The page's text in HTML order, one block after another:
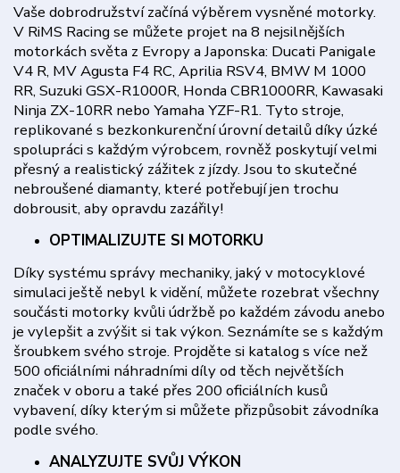
Vaše dobrodružství začíná výběrem vysněné motorky.
V RiMS Racing se můžete projet na 8 nejsilnějších
motorkách světa z Evropy a Japonska: Ducati Panigale
V4 R, MV Agusta F4 RC, Aprilia RSV4, BMW M 1000
RR, Suzuki GSX-R1000R, Honda CBR1000RR, Kawasaki
Ninja ZX-10RR nebo Yamaha YZF-R1. Tyto stroje,
replikované s bezkonkurenční úrovní detailů díky úzké
spolupráci s každým výrobcem, rovněž poskytují velmi
přesný a realistický zážitek z jízdy. Jsou to skutečné
nebroušené diamanty, které potřebují jen trochu
dobrousit, aby opravdu zazářily!
OPTIMALIZUJTE SI MOTORKU
Díky systému správy mechaniky, jaký v motocyklové
simulaci ještě nebyl k vidění, můžete rozebrat všechny
součásti motorky kvůli údržbě po každém závodu anebo
je vylepšit a zvýšit si tak výkon. Seznámíte se s každým
šroubkem svého stroje. Projděte si katalog s více než
500 oficiálními náhradními díly od těch největších
značek v oboru a také přes 200 oficiálních kusů
vybavení, díky kterým si můžete přizpůsobit závodníka
podle svého.
ANALYZUJTE SVŮJ VÝKON